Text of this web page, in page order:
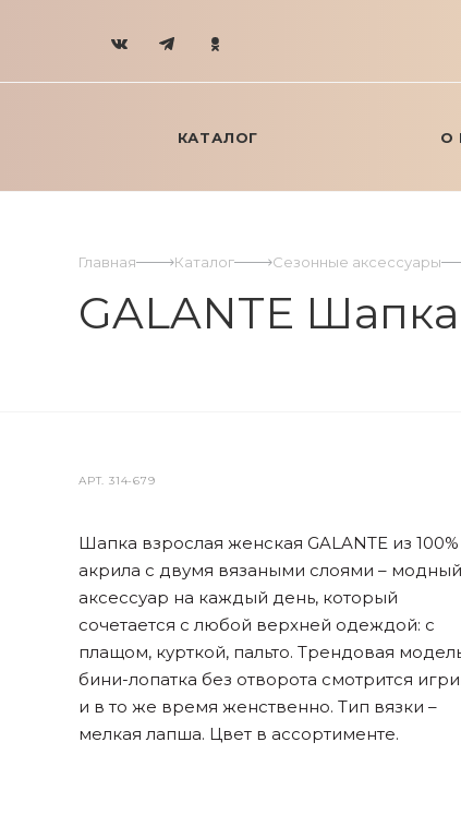
КАТАЛОГ О
Главная Каталог Сезонные аксессуары
GALANTE Шапка
АРТ.314-679
Шапка взрослая женская GALANTE из 100%
акрила с двумя вязаными слоями – модный
аксессуар на каждый день, который
сочетается с любой верхней одеждой: с
плащом, курткой, пальто. Трендовая
бини-лопатка без отворота смотрится
и в то же время женственно. Тип вязки –
мелкая лапша. Цвет в ассортименте.